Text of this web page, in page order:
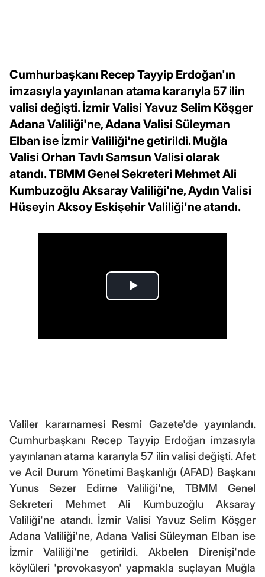
Cumhurbaşkanı Recep Tayyip Erdoğan'ın
imzasıyla yayınlanan atama kararıyla 57 ilin
valisi değişti. İzmir Valisi Yavuz Selim Köşger
Adana Valiliği'ne, Adana Valisi Süleyman
Elban ise İzmir Valiliği'ne getirildi. Muğla
Valisi Orhan Tavlı Samsun Valisi olarak
atandı. TBMM Genel Sekreteri Mehmet Ali
Kumbuzoğlu Aksaray Valiliği'ne, Aydın Valisi
Hüseyin Aksoy Eskişehir Valiliği'ne atandı.
Valiler kararnamesi Resmi Gazete'de yayınlandı.
Cumhurbaşkanı Recep Tayyip Erdoğan imzasıyla
yayınlanan atama kararıyla 57 ilin valisi değişti. Afet
ve Acil Durum Yönetimi Başkanlığı (AFAD) Başkanı
Yunus Sezer Edirne Valiliği'ne, TBMM Genel
Sekreteri Mehmet Ali Kumbuzoğlu Aksaray
Valiliği'ne atandı. İzmir Valisi Yavuz Selim Köşger
Adana Valiliği'ne, Adana Valisi Süleyman Elban ise
İzmir Valiliği'ne getirildi. Akbelen Direnişi'nde
köylüleri 'provokasyon' yapmakla suçlayan Muğla